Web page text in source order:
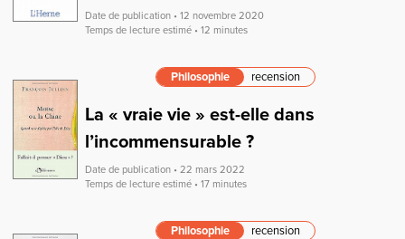
Date de publication • 12 novembre 2020
Temps de lecture estimé • 12 minutes
Philosophie recension
La « vraie vie » est-elle dans
l’incommensurable ?
Date de publication • 22 mars 2022
Temps de lecture estimé • 17 minutes
Philosophie recension